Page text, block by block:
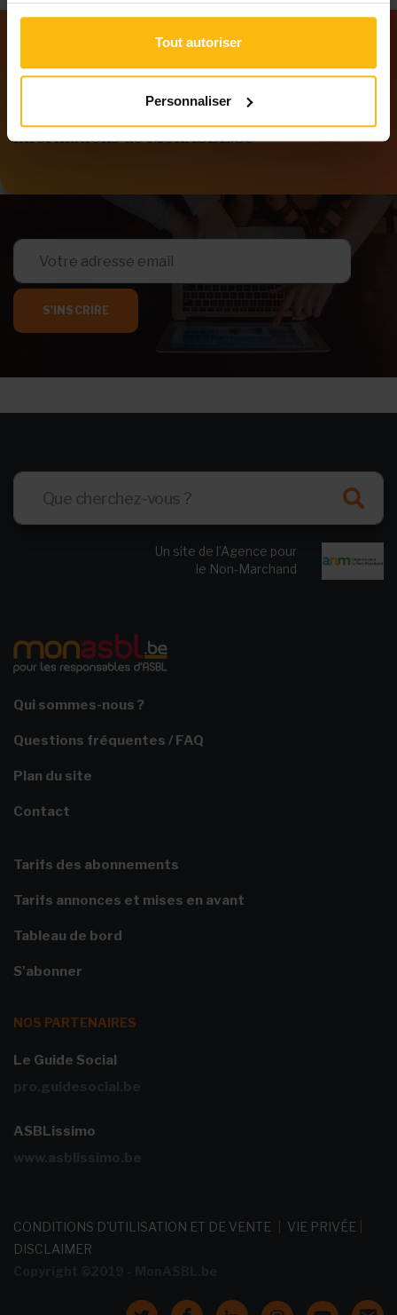
Tout autoriser
Personnaliser
Notre newsletter
informations de MonASBL.be
S'INSCRIRE
Un site de l’Agence pour
le Non-Marchand
Qui sommes-nous ?
Questions fréquentes / FAQ
Plan du site
Contact
Tarifs des abonnements
Tarifs annonces et mises en avant
Tableau de bord
S'abonner
NOS PARTENAIRES
Le Guide Social
pro.guidesocial.be
ASBLissimo
www.asblissimo.be
CONDITIONS D'UTILISATION ET DE VENTE VIE PRIVÉE
DISCLAIMER